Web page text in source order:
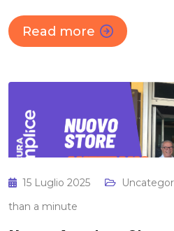
Read more
15 Luglio 2025
than a minute